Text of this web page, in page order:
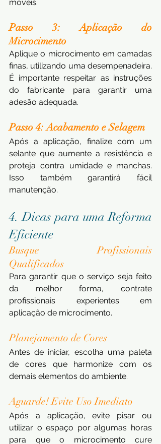
móveis.
Passo 3: Aplicação do
Microcimento
Aplique o microcimento em camadas
finas, utilizando uma desempenadeira.
É importante respeitar as instruções
do fabricante para garantir uma
adesão adequada.
Passo 4: Acabamento e Selagem
Após a aplicação, finalize com um
selante que aumente a resistência e
proteja contra umidade e manchas.
Isso também garantirá fácil
manutenção.
4. Dicas para uma Reforma
Eficiente
Busque Profissionais
Qualificados
Para garantir que o serviço seja feito
da melhor forma, contrate
profissionais experientes em
aplicação de microcimento.
Planejamento de Cores
Antes de iniciar, escolha uma paleta
de cores que harmonize com os
demais elementos do ambiente.
Aguarde! Evite Uso Imediato
Após a aplicação, evite pisar ou
utilizar o espaço por algumas horas
para que o microcimento cure